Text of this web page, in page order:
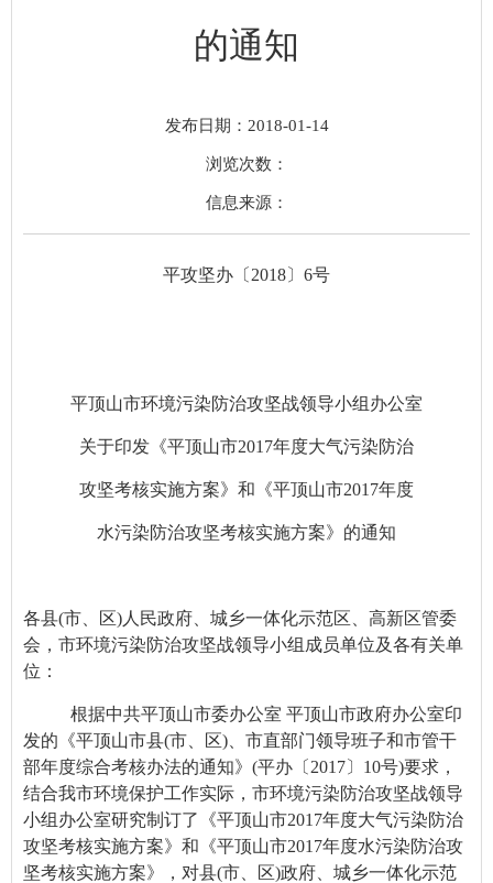
的通知
发布日期：2018-01-14
浏览次数：
信息来源：
平攻坚办〔2018〕6号
平顶山市环境污染防治攻坚战领导小组办公室
关于印发《平顶山市2017年度大气污染防治
攻坚考核实施方案》和《平顶山市2017年度
水污染防治攻坚考核实施方案》的通知
各县(市、区)人民政府、城乡一体化示范区、高新区管委
会，市环境污染防治攻坚战领导小组成员单位及各有关单
位：
根据中共平顶山市委办公室 平顶山市政府办公室印
发的《平顶山市县(市、区)、市直部门领导班子和市管干
部年度综合考核办法的通知》(平办〔2017〕10号)要求，
结合我市环境保护工作实际，市环境污染防治攻坚战领导
小组办公室研究制订了《平顶山市2017年度大气污染防治
攻坚考核实施方案》和《平顶山市2017年度水污染防治攻
坚考核实施方案》，对县(市、区)政府、城乡一体化示范